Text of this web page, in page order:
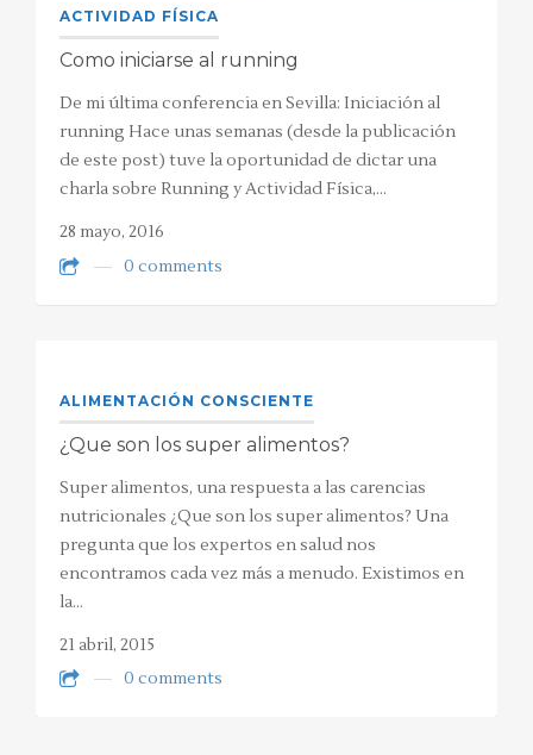
ACTIVIDAD FÍSICA
Como iniciarse al running
De mi última conferencia en Sevilla: Iniciación al
running Hace unas semanas (desde la publicación
de este post) tuve la oportunidad de dictar una
charla sobre Running y Actividad Física,…
28 mayo, 2016
0 comments
ALIMENTACIÓN CONSCIENTE
¿Que son los super alimentos?
Super alimentos, una respuesta a las carencias
nutricionales ¿Que son los super alimentos? Una
pregunta que los expertos en salud nos
encontramos cada vez más a menudo. Existimos en
la…
21 abril, 2015
0 comments